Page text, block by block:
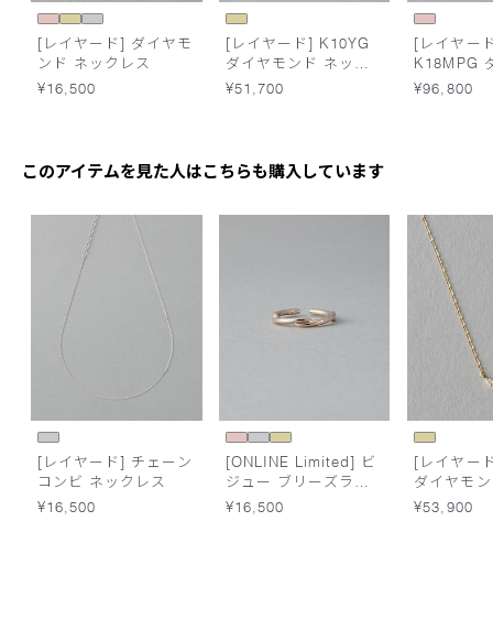
[レイヤード] ダイヤモ
ンド ネックレス
¥16,500
[レイヤード] K10YG
ダイヤモンド ネック
レス
¥51,700
[レイヤー
K18MPG
ド ネック
¥96,800
このアイテムを見た人はこちらも購入しています
[レイヤード] チェーン
コンビ ネックレス
¥16,500
[ONLINE Limited] ビ
ジュー ブリーズライ
ン リングカフ
¥16,500
[レイヤー
ダイヤモ
レス
¥53,900